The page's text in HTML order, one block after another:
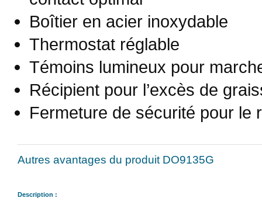
Boîtier en acier inoxydable
Thermostat réglable
Témoins lumineux pour
Récipient pour l’excès de
Fermeture de sécurité pour le
Autres avantages du produit DO9135G
Description :